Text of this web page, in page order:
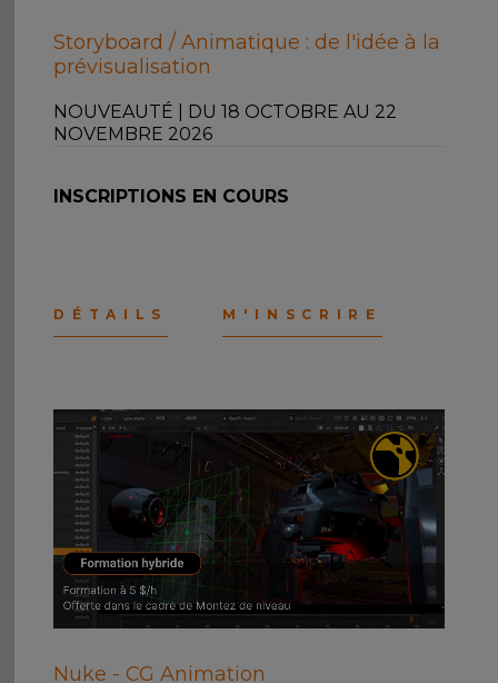
Storyboard / Animatique : de l'idée à la
prévisualisation
NOUVEAUTÉ | DU 18 OCTOBRE AU 22
NOVEMBRE 2026
INSCRIPTIONS EN COURS
DÉTAILS M'INSCRIRE
Nuke - CG Animation